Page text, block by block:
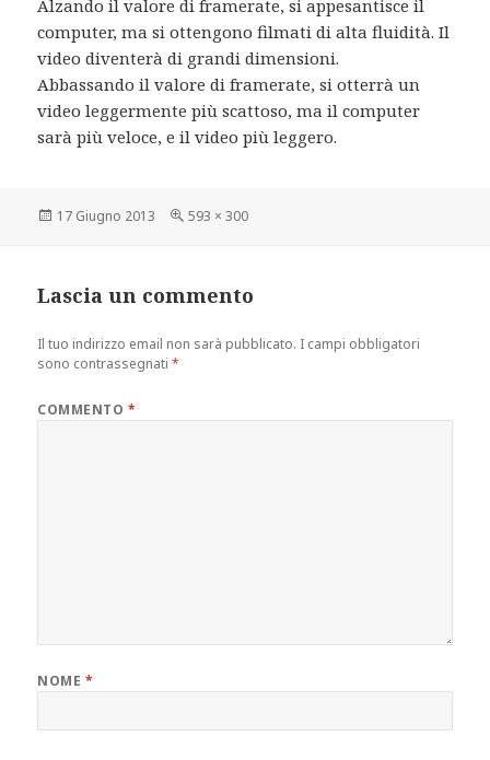
Alzando il valore di framerate, si appesantisce il
computer, ma si ottengono filmati di alta fluidità. Il
video diventerà di grandi dimensioni.
Abbassando il valore di framerate, si otterrà un
video leggermente più scattoso, ma il computer
sarà più veloce, e il video più leggero.
Scritto
17 Giugno 2013
Dimensione
593 × 300
Lascia un commento
Il tuo indirizzo email non sarà pubblicato. I campi obbligatori
sono contrassegnati*
COMMENTO *
NOME *